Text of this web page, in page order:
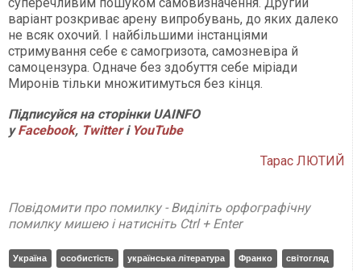
суперечливим пошуком самовизначення. Другий
варіант розкриває арену випробувань, до яких далеко
не всяк охочий. І найбільшими інстанціями
стримування себе є самогризота, самозневіра й
самоцензура. Одначе без здобуття себе міріади
Миронів тільки множитимуться без кінця.
Підписуйся на сторінки UAINFO
уFacebook, Twitterі YouTube
Тарас ЛЮТИЙ
Повідомити про помилку - Виділіть орфографічну
помилку мишею і натисніть Ctrl + Enter
Україна особистість українська література Франко світогляд